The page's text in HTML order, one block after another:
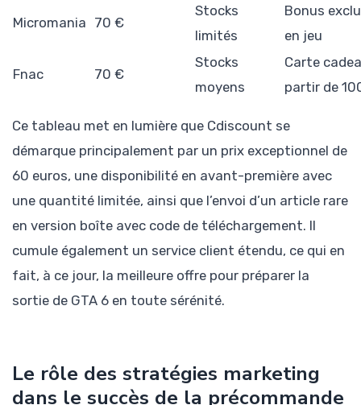
Micromania 70 €
Stocks
limités
Bonus
en jeu
Fnac 70 €
Stocks
moyens
Carte
partir de
Ce tableau met en lumière que Cdiscount se
démarque principalement par un prix exceptionnel de
60 euros, une disponibilité en avant-première avec
une quantité limitée, ainsi que l’envoi d’un article rare
en version boîte avec code de téléchargement. Il
cumule également un service client étendu, ce qui en
fait, à ce jour, la meilleure offre pour préparer la
sortie de GTA 6 en toute sérénité.
Le rôle des stratégies marketing
dans le succès de la précommande